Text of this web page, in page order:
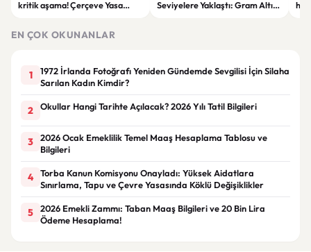
kritik aşama! Çerçeve Yasa
Seviyelere Yaklaştı: Gram Altın
EN ÇOK OKUNANLAR
1
1972 İrlanda Fotoğrafı Yeniden Gündemde Sevgilisi İçin Silaha
Sarılan Kadın Kimdir?
2 Okullar Hangi Tarihte Açılacak? 2026 Yılı Tatil Bilgileri
3
2026 Ocak Emeklilik Temel Maaş Hesaplama Tablosu ve
Bilgileri
4
Torba Kanun Komisyonu Onayladı: Yüksek Aidatlara
Sınırlama, Tapu ve Çevre Yasasında Köklü Değişiklikler
5
2026 Emekli Zammı: Taban Maaş Bilgileri ve 20 Bin Lira
Ödeme Hesaplama!